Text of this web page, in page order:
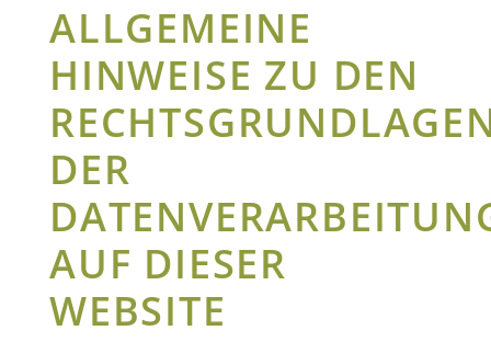
ALLGEMEINE
HINWEISE ZU DEN
DER
AUF DIESER
WEBSITE